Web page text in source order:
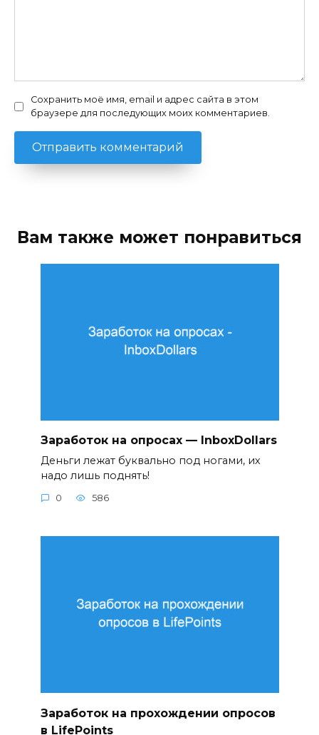
Сохранить моё имя, email и адрес сайта в этом
браузере для последующих моих комментариев.
Вам также может понравиться
Заработок на опросах — InboxDollars
Деньги лежат буквально под ногами, их
надо лишь поднять!
0 586
Заработок на прохождении опросов
в LifePoints